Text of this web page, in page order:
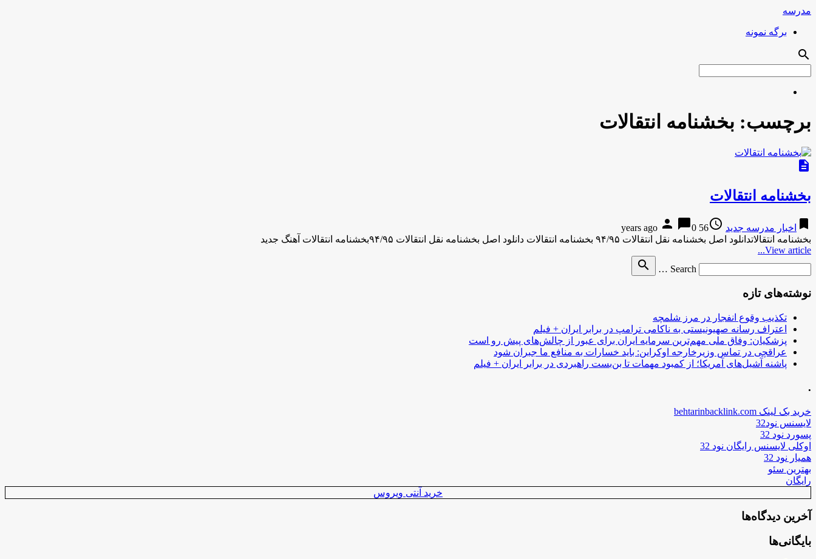
مدرسه
برگه نمونه
search
برچسب: بخشنامه انتقالات
description
بخشنامه انتقالات
bookmark اخبار مدرسه جدید access_time
56 years ago
person chat_bubble0
بخشنامه انتقالاتدانلود اصل بخشنامه نقل انتقالات ۹۴/۹۵ بخشنامه انتقالات دانلود اصل بخشنامه نقل انتقالات ۹۴/۹۵بخشنامه انتقالات آهنگ جدید
View article...
Search …
search
نوشته‌های تازه
تکذیب وقوع انفجار در مرز شلمچه
اعتراف رسانه صهیونیستی به ناکامی ترامپ در برابر ایران + فیلم
پزشکیان: وفاق ملی مهم‌ترین سرمایه ایران برای عبور از چالش‌های پیش رو است
عراقچی در تماس وزیرخارجه اوکراین: باید خسارات به منافع ما جبران شود
پاشنه آشیل‌های آمریکا؛ از کمبود مهمات تا بن‌بست راهبردی در برابر ایران + فیلم
.
خرید بک لینک behtarinbacklink.com
لایسنس نود32
پسورد نود 32
اوکلی لایسنس رایگان نود 32
همیار نود 32
بهترین سئو
رایگان
خرید آنتی ویروس
آخرین دیدگاه‌ها
بایگانی‌ها